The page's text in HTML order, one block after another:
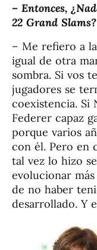
– Entonces,
22 Grand
– Me refiero a
igual de otra
sombra. Si vos
jugadores se
coexistencia. Si
Federer capaz
porque varios
con él. Pero en
tal vez lo hizo
evolucionar
de no haber
desarrollado. Y